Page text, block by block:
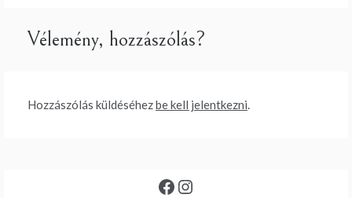
Vélemény, hozzászólás?
Hozzászólás küldéséhezbe kell jelentkezni.
Facebook
Instagram